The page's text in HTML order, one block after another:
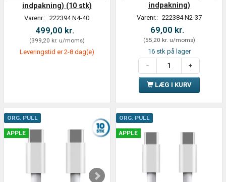
indpakning) (10 stk)
Varenr.: 222394 N4-40
499,00 kr.
(399,20 kr. u/moms)
Leveringstid er 2-8 dag(e)
indpakning)
Varenr.: 222384 N2-37
69,00 kr.
(55,20 kr. u/moms)
16 stk på lager
LÆG I KURV
ORG. PULL
APPLE
ORG. PULL
APPLE